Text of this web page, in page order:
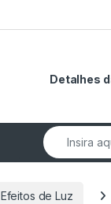
Detalhes
Search for:
Efeitos de Luz